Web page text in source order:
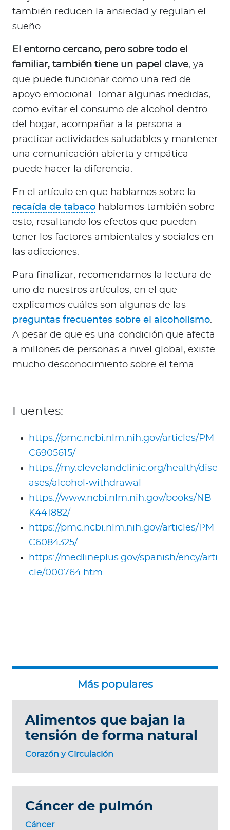
también reducen la ansiedad y regulan el
sueño.
El entorno cercano, pero sobre todo el
familiar, también tiene un papel clave, ya
que puede funcionar como una red de
apoyo emocional. Tomar algunas medidas,
como evitar el consumo de alcohol dentro
del hogar, acompañar a la persona a
practicar actividades saludables y mantener
una comunicación abierta y empática
puede hacer la diferencia.
En el artículo en que hablamos sobre la
recaída de tabaco hablamos también sobre
esto, resaltando los efectos que pueden
tener los factores ambientales y sociales en
las adicciones.
Para finalizar, recomendamos la lectura de
uno de nuestros artículos, en el que
explicamos cuáles son algunas de las
preguntas frecuentes sobre el alcoholismo.
A pesar de que es una condición que afecta
a millones de personas a nivel global, existe
mucho desconocimiento sobre el tema.
Fuentes:
https://pmc.ncbi.nlm.nih.gov/articles/PM
C6905615/
https://my.clevelandclinic.org/health/dise
ases/alcohol-withdrawal
https://www.ncbi.nlm.nih.gov/books/NB
K441882/
https://pmc.ncbi.nlm.nih.gov/articles/PM
C6084325/
https://medlineplus.gov/spanish/ency/arti
cle/000764.htm
Corazón y Circulación
Alimentos que bajan la
tensión de forma natural
Cáncer
Cáncer de pulmón